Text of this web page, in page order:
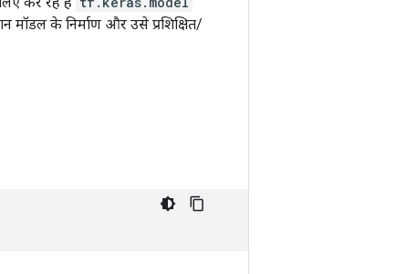
मॉडल के निर्माण और उसे प्रशिक्षित/